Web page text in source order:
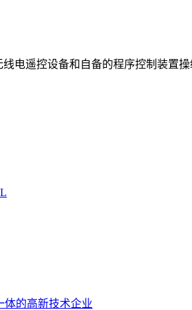
电遥控设备和自备的程序控制装置
体的高新技术企业